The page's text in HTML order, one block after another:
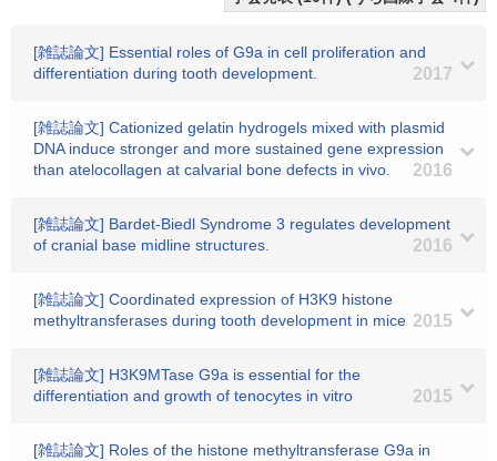
[雑誌論文] Essential roles of G9a in cell proliferation and
differentiation during tooth development.
2017
[雑誌論文] Cationized gelatin hydrogels mixed with plasmid
DNA induce stronger and more sustained gene expression
than atelocollagen at calvarial bone defects in vivo.
2016
[雑誌論文] Bardet-Biedl Syndrome 3 regulates development
of cranial base midline structures.
2016
[雑誌論文] Coordinated expression of H3K9 histone
methyltransferases during tooth development in mice 2015
[雑誌論文] H3K9MTase G9a is essential for the
differentiation and growth of tenocytes in vitro
2015
[雑誌論文] Roles of the histone methyltransferase G9a in